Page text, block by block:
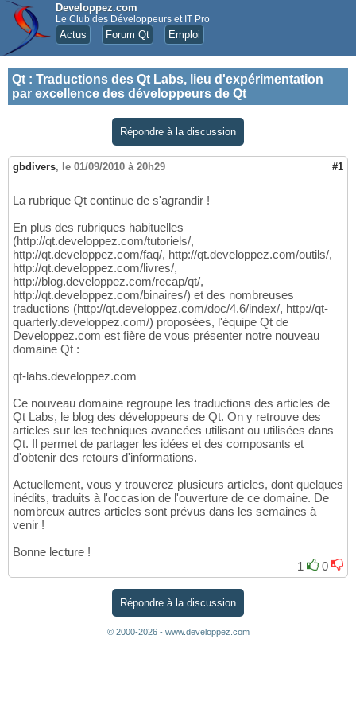
Developpez.com
Le Club des Développeurs et IT Pro
Actus Forum Qt Emploi
Qt : Traductions des Qt Labs, lieu d'expérimentation
par excellence des développeurs de Qt
Répondre à la discussion
gbdivers, le 01/09/2010 à 20h29 #1
La rubrique Qt continue de s'agrandir !
En plus des rubriques habituelles
(http://qt.developpez.com/tutoriels/,
http://qt.developpez.com/faq/, http://qt.developpez.com/outils/,
http://qt.developpez.com/livres/,
http://blog.developpez.com/recap/qt/,
http://qt.developpez.com/binaires/) et des nombreuses
traductions (http://qt.developpez.com/doc/4.6/index/, http://qt-
quarterly.developpez.com/) proposées, l'équipe Qt de
Developpez.com est fière de vous présenter notre nouveau
domaine Qt :
qt-labs.developpez.com
Ce nouveau domaine regroupe les traductions des articles de
Qt Labs, le blog des développeurs de Qt. On y retrouve des
articles sur les techniques avancées utilisant ou utilisées dans
Qt. Il permet de partager les idées et des composants et
d'obtenir des retours d'informations.
Actuellement, vous y trouverez plusieurs articles, dont quelques
inédits, traduits à l'occasion de l'ouverture de ce domaine. De
nombreux autres articles sont prévus dans les semaines à
venir !
Bonne lecture !
1
0
Répondre à la discussion
© 2000-2026 - www.developpez.com